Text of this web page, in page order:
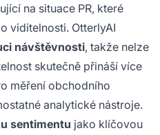
na situace PR, které
viditelnosti. OtterlyAI
návštěvnosti, takže nelze
skutečně přináší více
měření obchodního
analytické nástroje.
sentimentu jako klíčovou